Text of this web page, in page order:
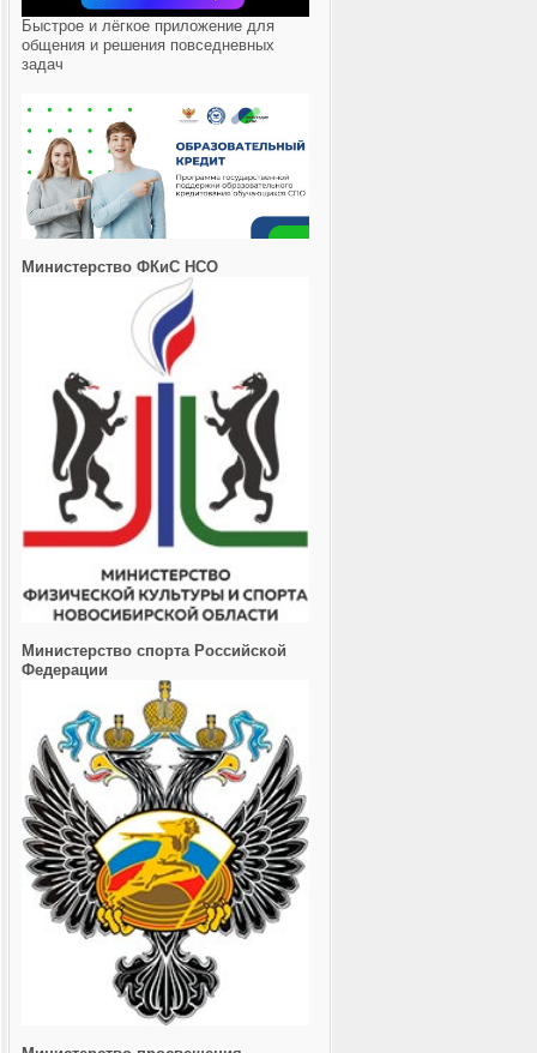
Быстрое и лёгкое приложение для
общения и решения повседневных
задач
Министерство ФКиС НСО
Министерство спорта Российской
Федерации